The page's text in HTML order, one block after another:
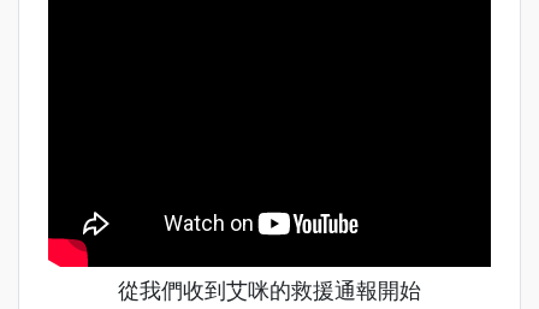
從我們收到艾咪的救援通報開始